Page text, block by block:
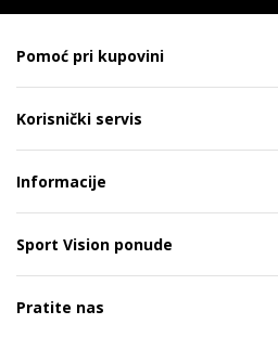
Pomoć pri kupovini
Korisnički servis
Informacije
Sport Vision ponude
Pratite nas